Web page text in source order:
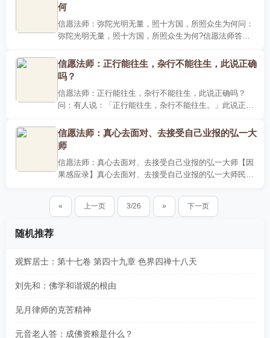
何
信愿法师：弥陀光明无量，照十方国，所照众生为何问：
弥陀光明无量，照十方国，所照众生为何?信愿法师答：
经》云：「无..
信愿法师：正行能往生，杂行不能往生，此说正确
吗？
信愿法师：正行能往生，杂行不能往生，此说正确吗？
问：有人说：「正行能往生，杂行不能往生。」此说正确
导大师《观经..
信愿法师：真心去面对、去接受自己业报的弘一大
师
信愿法师：真心去面对、去接受自己业报的弘一大师【因
果感应录】真心去面对、去接受自己业报的弘一大师民国
术、戏剧、..
« 上一页 3/26 » 下一页
随机推荐
观辉居士：第十七卷 第四十九章 色界四禅十八天
刘先和：佛学和谐观的根由
见月律师的克苦精神
元音老人答：成佛资粮是什么？